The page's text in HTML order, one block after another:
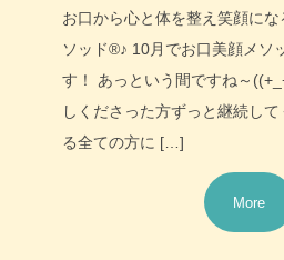
お口から心と体を整え笑顔に
ソッド®♪ 10月でお口美顔メソ
す！ あっという間ですね～
しくださった方ずっと継続し
る全ての方に […]
More